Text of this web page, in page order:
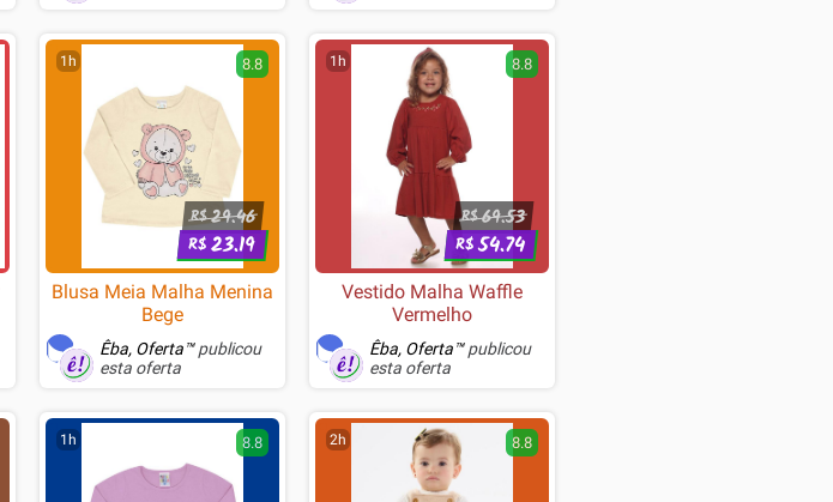
1h 8.8
R$29.46
R$23.19
Blusa Meia Malha Menina
Bege
Êba, Oferta™publicou
esta oferta
1h 8.8
R$69.53
R$54.74
Vestido Malha Waffle
Vermelho
Êba, Oferta™publicou
esta oferta
1h 8.8 2h 8.8